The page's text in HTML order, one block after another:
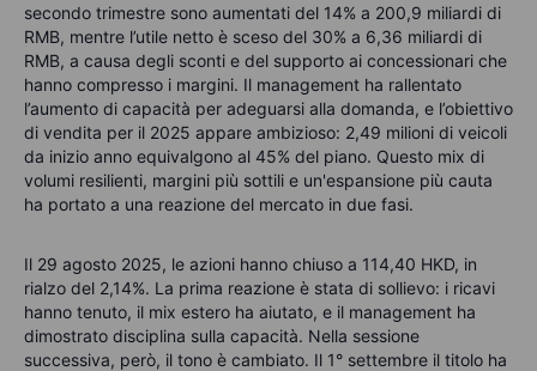
secondo trimestre sono aumentati del 14% a 200,9 miliardi di
RMB, mentre l’utile netto è sceso del 30% a 6,36 miliardi di
RMB, a causa degli sconti e del supporto ai concessionari che
hanno compresso i margini. Il management ha rallentato
l’aumento di capacità per adeguarsi alla domanda, e l’obiettivo
di vendita per il 2025 appare ambizioso: 2,49 milioni di veicoli
da inizio anno equivalgono al 45% del piano. Questo mix di
volumi resilienti, margini più sottili e un'espansione più cauta
ha portato a una reazione del mercato in due fasi.
Il 29 agosto 2025, le azioni hanno chiuso a 114,40 HKD, in
rialzo del 2,14%. La prima reazione è stata di sollievo: i ricavi
hanno tenuto, il mix estero ha aiutato, e il management ha
dimostrato disciplina sulla capacità. Nella sessione
successiva, però, il tono è cambiato. Il 1° settembre il titolo ha